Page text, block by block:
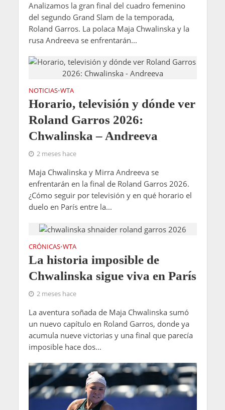
Analizamos la gran final del cuadro femenino
del segundo Grand Slam de la temporada,
Roland Garros. La polaca Maja Chwalinska y la
rusa Andreeva se enfrentarán...
NOTICIAS•WTA
Horario, televisión y dónde ver
Roland Garros 2026:
Chwalinska – Andreeva
2 meses hace
Maja Chwalinska y Mirra Andreeva se
enfrentarán en la final de Roland Garros 2026.
¿Cómo seguir por televisión y en qué horario el
duelo en París entre la...
CRÓNICAS•WTA
La historia imposible de
Chwalinska sigue viva en París
2 meses hace
La aventura soñada de Maja Chwalinska sumó
un nuevo capítulo en Roland Garros, donde ya
acumula nueve victorias y una final que parecía
imposible hace dos...